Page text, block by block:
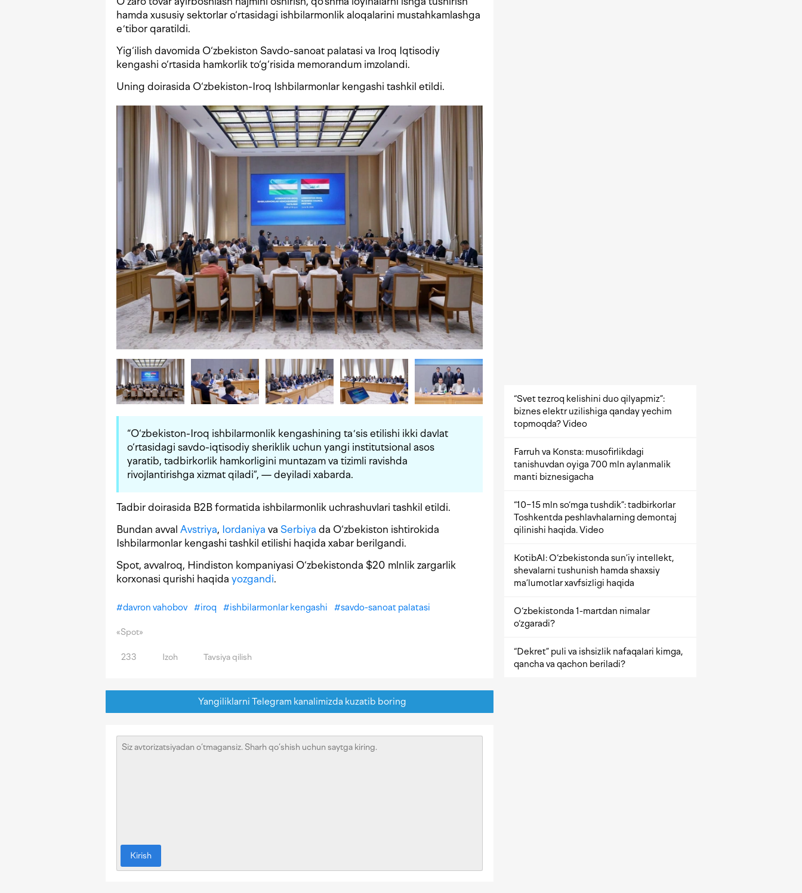
hamda xususiy sektorlar o‘rtasidagi ishbilarmonlik aloqalarini mustahkamlashga
eʼtibor qaratildi.
Yig‘ilish davomida O‘zbekiston Savdo-sanoat palatasi va Iroq Iqtisodiy
kengashi o‘rtasida hamkorlik to‘g‘risida memorandum imzolandi.
Uning doirasida O‘zbekiston-Iroq Ishbilarmonlar kengashi tashkil etildi.
“O‘zbekiston-Iroq ishbilarmonlik kengashining taʼsis etilishi ikki davlat
o‘rtasidagi savdo-iqtisodiy sheriklik uchun yangi institutsional asos
yaratib, tadbirkorlik hamkorligini muntazam va tizimli ravishda
rivojlantirishga xizmat qiladi”, — deyiladi xabarda.
Tadbir doirasida B2B formatida ishbilarmonlik uchrashuvlari tashkil etildi.
Bundan avval Avstriya, Iordaniya va Serbiya da O‘zbekiston ishtirokida
Ishbilarmonlar kengashi tashkil etilishi haqida xabar berilgandi.
Spot, avvalroq, Hindiston kompaniyasi O‘zbekistonda $20 mlnlik zargarlik
korxonasi qurishi haqida yozgandi.
#davron vahobov #iroq #ishbilarmonlar kengashi #savdo-sanoat palatasi
«Spot»
233 Izoh Tavsiya qilish
Yangiliklarni Telegram kanalimizda kuzatib boring
Kirish
“Svet tezroq kelishini duo qilyapmiz”:
biznes elektr uzilishiga qanday yechim
topmoqda? Video
Farruh va Konsta: musofirlikdagi
tanishuvdan oyiga 700 mln aylanmalik
manti biznesigacha
“10−15 mln so‘mga tushdik”: tadbirkorlar
Toshkentda peshlavhalarning demontaj
qilinishi haqida. Video
KotibAI: O‘zbekistonda sun’iy intellekt,
shevalarni tushunish hamda shaxsiy
ma’lumotlar xavfsizligi haqida
O‘zbekistonda 1-martdan nimalar
o‘zgaradi?
“Dekret” puli va ishsizlik nafaqalari kimga,
qancha va qachon beriladi?